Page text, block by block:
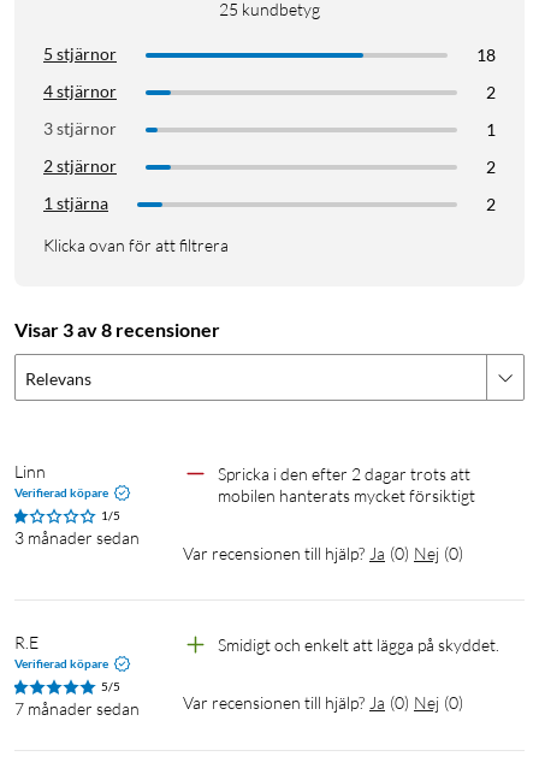
25 kundbetyg
5 stjärnor
18
4 stjärnor
2
3 stjärnor
1
2 stjärnor
2
1 stjärna
2
Klicka ovan för att filtrera
Visar 3 av 8 recensioner
Relevans
Linn
Verifierad köpare
1/5
3 månader sedan
Spricka i den efter 2 dagar trots att
mobilen hanterats mycket försiktigt
Var recensionen till hjälp? Ja (0) Nej (0)
R.E
Verifierad köpare
5/5
7 månader sedan
Smidigt och enkelt att lägga på skyddet.
Var recensionen till hjälp? Ja (0) Nej (0)